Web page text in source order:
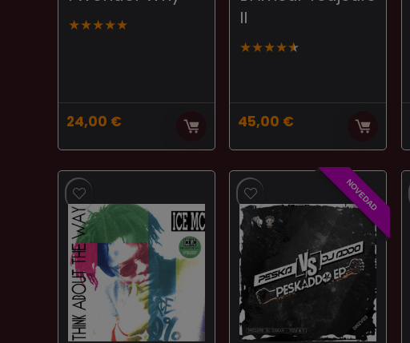
★★★★★
24,00 €
II
★★★★★
45,00 €
NOVEDAD